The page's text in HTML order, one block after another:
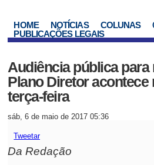
HOME NOTÍCIAS COLUNAS
PUBLICAÇÕES LEGAIS
Audiência pública para
Plano Diretor acontece
terça-feira
sáb, 6 de maio de 2017 05:36
Tweetar
Da Redação